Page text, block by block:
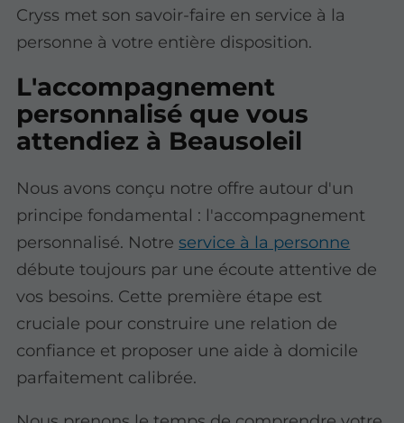
Cryss met son savoir-faire en service à la
personne à votre entière disposition.
L'accompagnement
personnalisé que vous
attendiez à Beausoleil
Nous avons conçu notre offre autour d'un
principe fondamental : l'accompagnement
personnalisé. Notreservice à la personne
débute toujours par une écoute attentive de
vos besoins. Cette première étape est
cruciale pour construire une relation de
confiance et proposer une aide à domicile
parfaitement calibrée.